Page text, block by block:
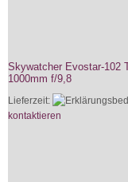
Skywatcher Evostar-102
1000mm f/9,8
Lieferzeit:
kontaktieren